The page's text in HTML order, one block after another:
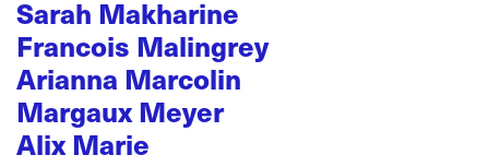
Sarah Makharine
Francois Malingrey
Arianna Marcolin
Margaux Meyer
Alix Marie